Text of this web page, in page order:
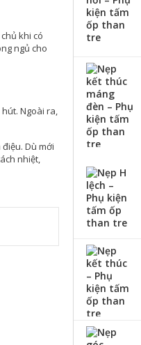
khi có
ngủ cho
Ngoài ra,
Dù mới
nhiệt,